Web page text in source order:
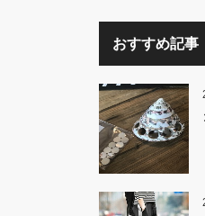
おすすめ記事